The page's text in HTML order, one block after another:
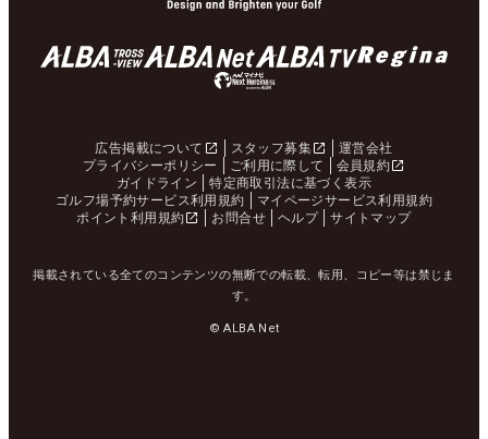
広告掲載について スタッフ募集
運営会社
プライバシーポリシー
ご利用に際して
会員規約
ガイドライン
特定商取引法に基づく表示
ゴルフ場予約サービス利用規約
マイページサービス利用規約
ポイント利用規約
お問合せ ヘルプ サイトマップ
掲載されている全てのコンテンツの無断での転載、転用、コピー等は禁じま
す。
© ALBA Net